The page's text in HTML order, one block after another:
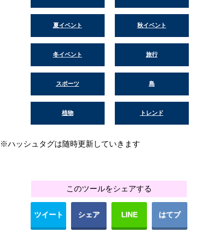
夏イベント 秋イベント
冬イベント 旅行
スポーツ 島
植物 トレンド
※ハッシュタグは随時更新していきます
このツールをシェアする
ツイート シェア LINE はてブ